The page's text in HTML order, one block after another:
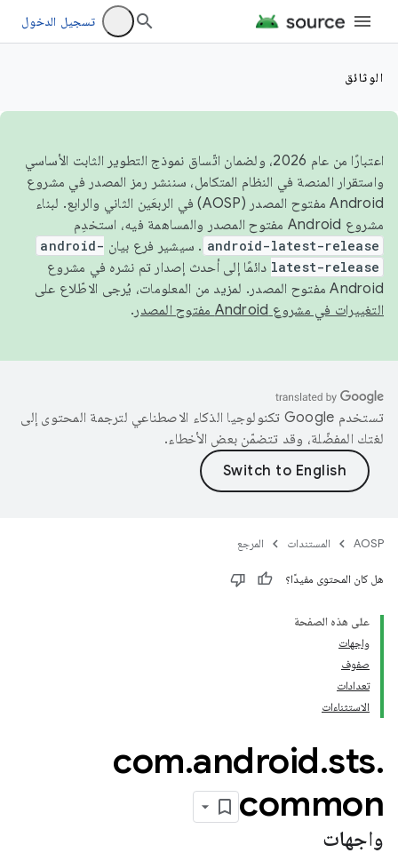
تسجيل الدخول
الوثائق
اعتبارًا من عام 2026، ولضمان اتّساق نموذج التطوير الثابت الأساسي
واستقرار المنصة في النظام المتكامل، سننشر رمز المصدر في مشروع
Android مفتوح المصدر (AOSP) في الربعَين الثاني والرابع. لبناء
مشروع Android مفتوح المصدر والمساهمة فيه، استخدِم
android-latest-release . سيشير فرع بيان android-
latest-release دائمًا إلى أحدث إصدار تم نشره في مشروع
Android مفتوح المصدر. لمزيد من المعلومات، يُرجى الاطّلاع على
التغييرات في مشروع Android مفتوح المصدر
.
تستخدم Google تكنولوجيا الذكاء الاصطناعي لترجمة المحتوى إلى
لغتك المفضّلة، وقد تتضمّن بعض الأخطاء.
AOSP المستندات المرجع
هل كان المحتوى مفيدًا؟
على هذه الصفحة
واجهات
صفوف
تعدادات
الاستثناءات
com.android.sts.
common
واجهات